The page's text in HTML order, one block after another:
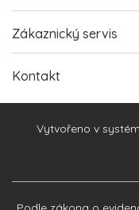
Zákaznický servis
Kontakt
Vytvořeno v